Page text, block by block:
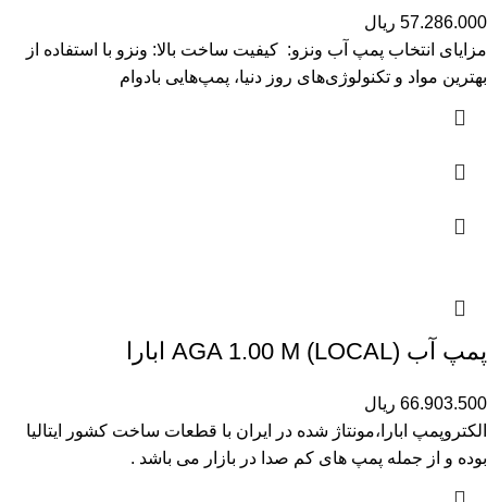
57.286.000 ریال
مزایای انتخاب پمپ آب ونزو: کیفیت ساخت بالا: ونزو با استفاده از
بهترین مواد و تکنولوژی‌های روز دنیا، پمپ‌هایی بادوام
پمپ آب (AGA 1.00 M (LOCAL ابارا
66.903.500 ریال
الکتروپمپ ابارا،مونتاژ شده در ایران با قطعات ساخت کشور ایتالیا
بوده و از جمله پمپ های کم صدا در بازار می باشد .